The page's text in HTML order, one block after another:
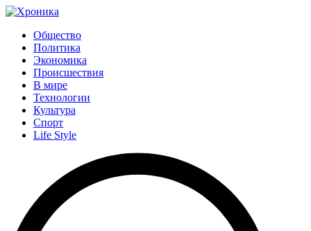
Общество
Политика
Экономика
Происшествия
В мире
Технологии
Культура
Спорт
Life Style